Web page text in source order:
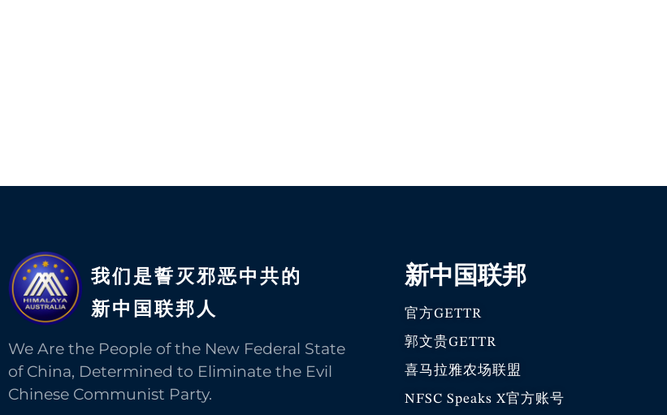
我们是誓灭邪恶中共的
新中国联邦人​
We Are the People of the New Federal State
of China, Determined to Eliminate the Evil
Chinese Communist Party.
新中国联邦
官方GETTR
郭文贵GETTR
喜马拉雅农场联盟
NFSC Speaks X官方账号